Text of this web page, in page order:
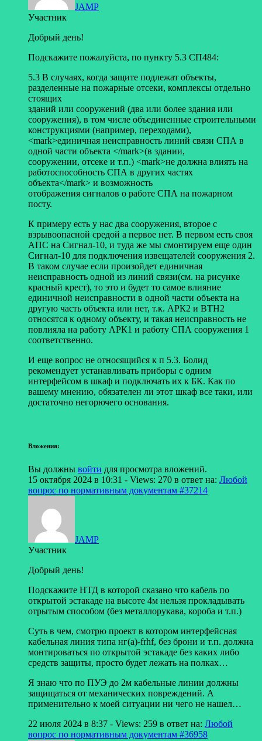
JAMP
Участник
Добрый день!
Подскажите пожалуйста, по пункту 5.3 СП484:
5.3 В случаях, когда защите подлежат объекты,
разделенные на пожарные отсеки, комплексы отдельно
стоящих
зданий или сооружений (два или более здания или
сооружения), в том числе объединенные строительными
конструкциями (например, переходами),
<mark>единичная неисправность линий связи СПА в
одной части объекта </mark>(в здании,
сооружении, отсеке и т.п.) <mark>не должна влиять на
работоспособность СПА в других частях
объекта</mark> и возможность
отображения сигналов о работе СПА на пожарном
посту.
К примеру есть у нас два сооружения, второе с
взрывоопасной средой а первое нет. В первом есть своя
АПС на Сигнал-10, и туда же мы смонтируем еще один
Сигнал-10 для подключения извещателей сооружения 2.
В таком случае если произойдет единичная
неисправность одной из линий связи(см. на рисунке
красный крест), то это и будет то самое влияние
единичной неисправности в одной части объекта на
другую часть объекта или нет, т.к. АРК2 и ВТН2
относятся к одному объекту, и такая неисправность не
повлияла на работу АРК1 и работу СПА сооружения 1
соответственно.
И еще вопрос не относящийся к п 5.3. Болид
рекомендует устанавливать приборы с одним
интерфейсом в шкаф и подключать их к БК. Как по
вашему мнению, обязателен ли этот шкаф все таки, или
достаточно негорючего основания.
Вложения:
Вы должны войти для просмотра вложений.
15 октября 2024 в 10:31 - Views: 270 в ответ на: Любой
вопрос по нормативным документам #37214
JAMP
Участник
Добрый день!
Подскажите НТД в которой сказано что кабель по
открытой эстакаде на высоте 4м нельзя прокладывать
отрытым способом (без металлорукава, короба и т.п.)
Суть в чем, смотрю проект в котором интерфейсная
кабельная линия типа нг(а)-frhf, без брони и т.п. должна
монтироваться по открытой эстакаде без каких либо
средств защиты, просто будет лежать на полках…
Я знаю что по ПУЭ до 2м кабельные линии должны
защищаться от механических повреждений. А
применительно к моей ситуации ни чего не нашел…
22 июля 2024 в 8:37 - Views: 259 в ответ на: Любой
вопрос по нормативным документам #36958